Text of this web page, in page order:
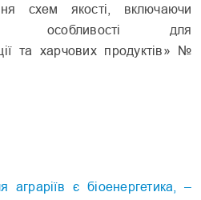
схем якості, включаючи
особливості для
та харчових продуктів» №
є біоенергетика, –